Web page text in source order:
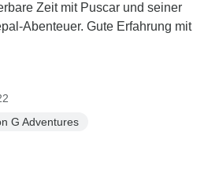
Zeit mit Puscar und seiner
Abenteuer. Gute Erfahrung mit
G Adventures